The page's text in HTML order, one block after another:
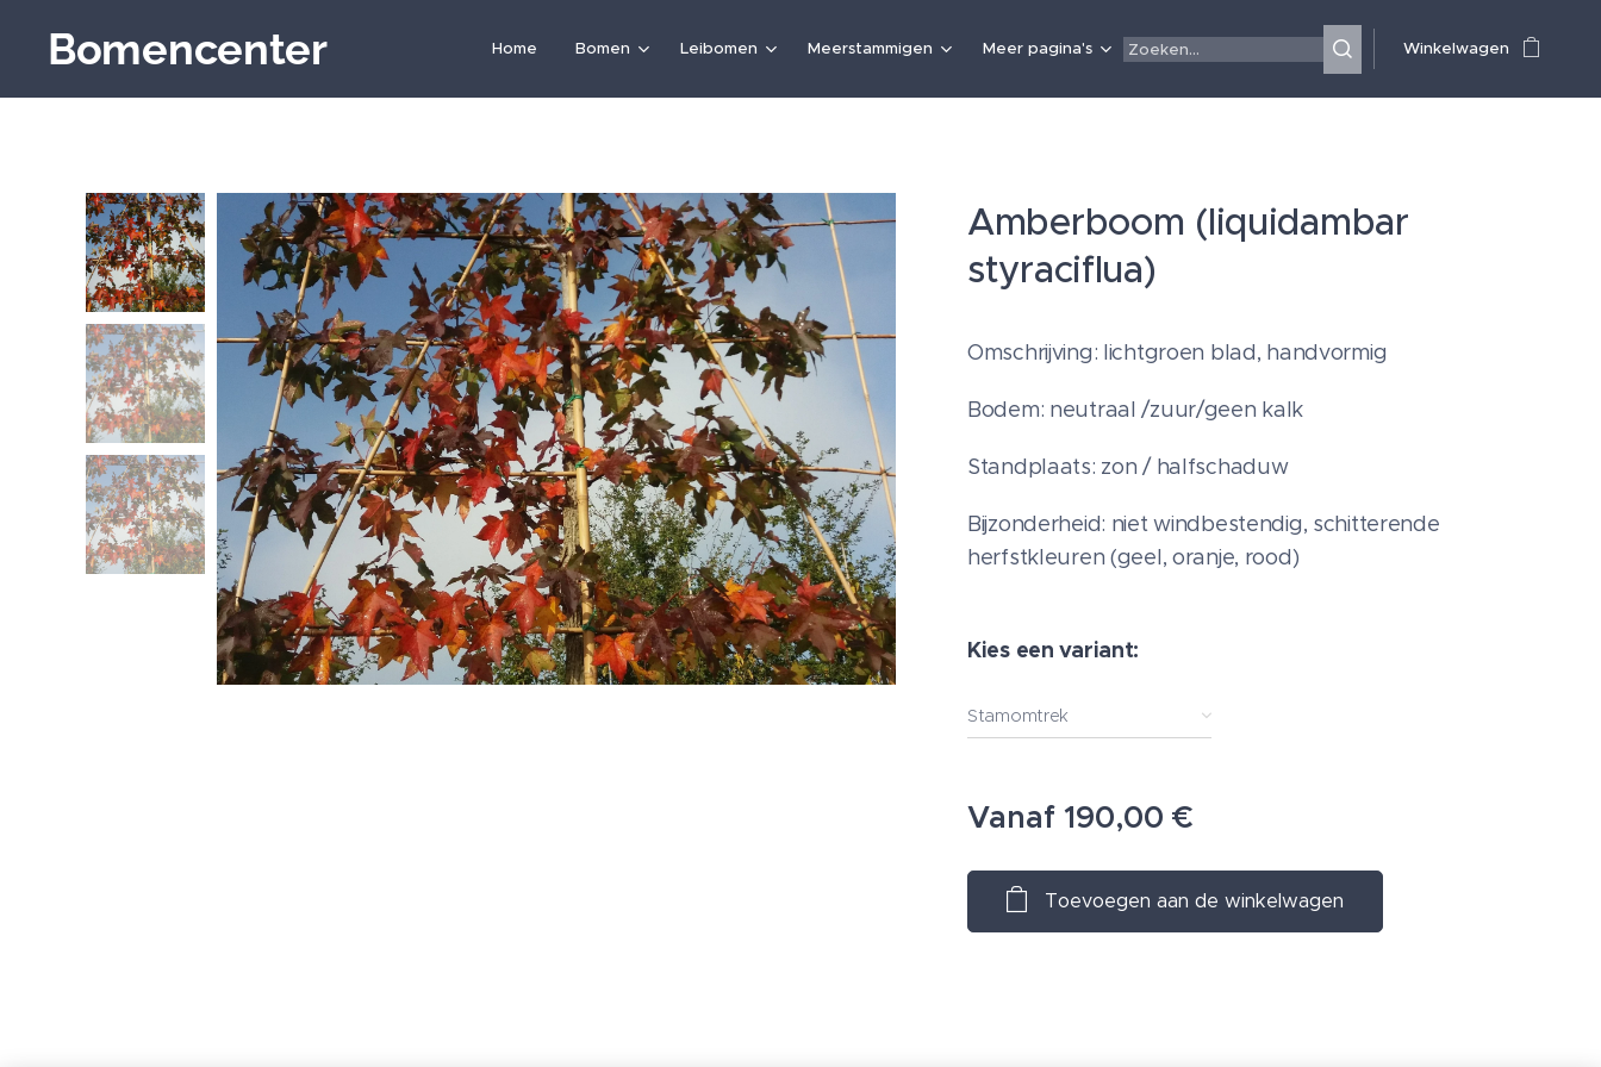
Bomencenter Home Bomen Leibomen Meerstammigen Meer pagina's Winkelwagen
Amberboom (liquidambar
styraciflua)
Omschrijving: lichtgroen blad, handvormig
Bodem: neutraal /zuur/geen kalk
Standplaats: zon / halfschaduw
Bijzonderheid: niet windbestendig, schitterende
herfstkleuren (geel, oranje, rood)
Kies een variant:
Stamomtrek
Vanaf 190,00 €
Toevoegen aan de winkelwagen